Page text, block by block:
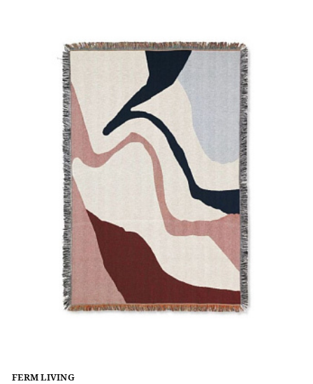
FERM LIVING